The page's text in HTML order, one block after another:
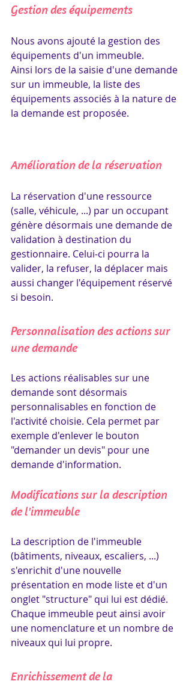
Gestion des équipements
Nous avons ajouté la gestion des
équipements d'un immeuble.
Ainsi lors de la saisie d'une demande
sur un immeuble, la liste des
équipements associés à la nature de
la demande est proposée.
Amélioration de la réservation
La réservation d'une ressource
(salle, véhicule, ...) par un occupant
génère désormais une demande de
validation à destination du
gestionnaire. Celui-ci pourra la
valider, la refuser, la déplacer mais
aussi changer l'équipement réservé
si besoin.
Personnalisation des actions sur
une demande
Les actions réalisables sur une
demande sont désormais
personnalisables en fonction de
l'activité choisie. Cela permet par
exemple d'enlever le bouton
"demander un devis" pour une
demande d'information.
Modifications sur la description
de l'immeuble
La description de l'immeuble
(bâtiments, niveaux, escaliers, ...)
s'enrichit d'une nouvelle
présentation en mode liste et d'un
onglet "structure" qui lui est dédié.
Chaque immeuble peut ainsi avoir
une nomenclature et un nombre de
niveaux qui lui propre.
Enrichissement de la